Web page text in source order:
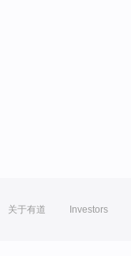
关于有道 Investors